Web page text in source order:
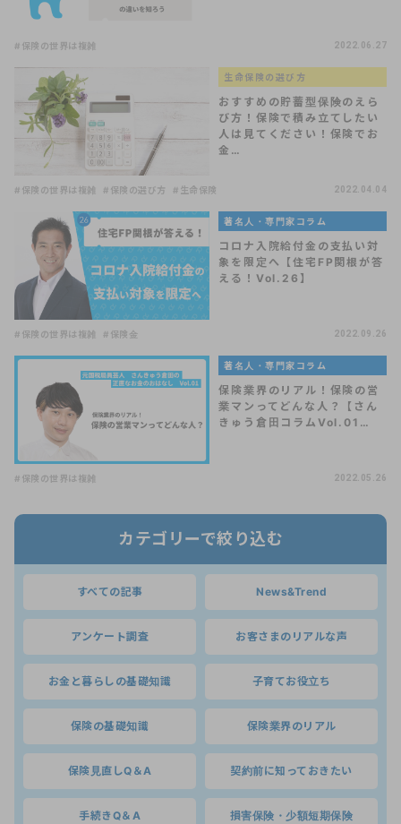
#保険の世界は複雑 2022.06.27
生命保険の選び方
おすすめの貯蓄型保険のえら
び方！保険で積み立てしたい
人は見てください！保険でお
金…
#保険の世界は複雑 #保険の選び方 #生命保険 2022.04.04
著名人・専門家コラム
コロナ入院給付金の支払い対
象を限定へ【住宅FP関根が答
える！Vol.26】
#保険の世界は複雑 #保険金 2022.09.26
著名人・専門家コラム
保険業界のリアル！保険の営
業マンってどんな人？【さん
きゅう倉田コラムVol.01…
#保険の世界は複雑 2022.05.26
カテゴリーで絞り込む
すべての記事 News&Trend
アンケート調査 お客さまのリアルな声
お金と暮らしの基礎知識 子育てお役立ち
保険の基礎知識 保険業界のリアル
保険見直しQ＆A 契約前に知っておきたい
手続きQ＆A 損害保険・少額短期保険